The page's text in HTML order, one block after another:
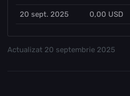
20 sept. 2025 0,00 USD
Actualizat 20 septembrie 2025